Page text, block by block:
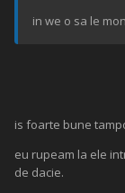
in we o sa le
is foarte bune
eu rupeam la ele
de dacie.